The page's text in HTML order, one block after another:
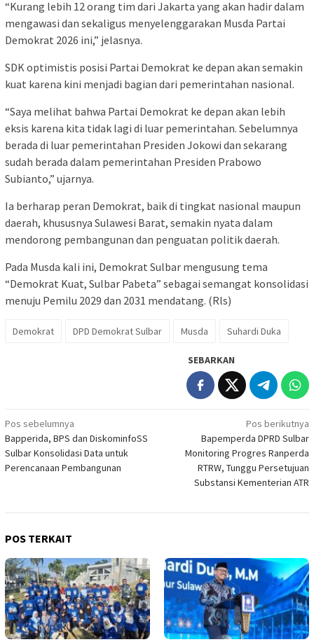
“Kurang lebih 12 orang tim dari Jakarta yang akan hadir dalam
mengawasi dan sekaligus menyelenggarakan Musda Partai
Demokrat 2026 ini,” jelasnya.
SDK optimistis posisi Partai Demokrat ke depan akan semakin
kuat karena kini menjadi bagian dari pemerintahan nasional.
“Saya melihat bahwa Partai Demokrat ke depan akan lebih
eksis karena kita tidak lagi di luar pemerintahan. Sebelumnya
berada di luar pemerintahan Presiden Jokowi dan sekarang
sudah berada dalam pemerintahan Presiden Prabowo
Subianto,” ujarnya.
Ia berharap peran Demokrat, baik di tingkat nasional maupun
daerah, khususnya Sulawesi Barat, semakin nyata dalam
mendorong pembangunan dan penguatan politik daerah.
Pada Musda kali ini, Demokrat Sulbar mengusung tema
“Demokrat Kuat, Sulbar Pabeta” sebagai semangat konsolidasi
menuju Pemilu 2029 dan 2031 mendatang. (Rls)
Demokrat DPD Demokrat Sulbar Musda Suhardi Duka
SEBARKAN
Navigasi
pos
Pos sebelumnya
Bapperida, BPS dan DiskominfoSS
Sulbar Konsolidasi Data untuk
Perencanaan Pembangunan
Pos berikutnya
Bapemperda DPRD Sulbar
Monitoring Progres Ranperda
RTRW, Tunggu Persetujuan
Substansi Kementerian ATR
POS TERKAIT